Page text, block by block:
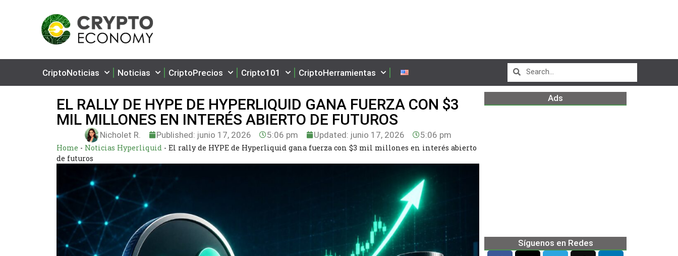
CriptoNoticias Noticias CriptoPrecios Cripto101 CriptoHerramientas
EL RALLY DE HYPE DE HYPERLIQUID GANA FUERZA CON $3
MIL MILLONES EN INTERÉS ABIERTO DE FUTUROS
Nicholet R. Published: junio 17, 2026 5:06 pm Updated: junio 17, 2026 5:06 pm
Home - Noticias Hyperliquid - El rally de HYPE de Hyperliquid gana fuerza con $3 mil millones en interés abierto
de futuros
Ads
Síguenos en Redes